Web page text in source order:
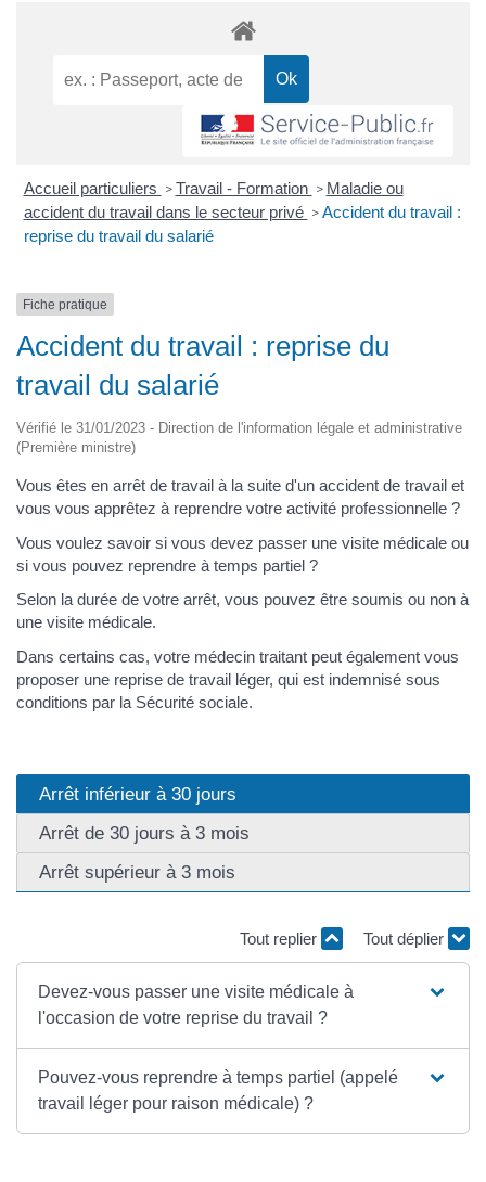
Accueil particuliers > Travail - Formation > Maladie ou
accident du travail dans le secteur privé > Accident du travail :
reprise du travail du salarié
Fiche pratique
Accident du travail : reprise du
travail du salarié
Vérifié le 31/01/2023 - Direction de l'information légale et administrative
(Première ministre)
Vous êtes en arrêt de travail à la suite d'un accident de travail et
vous vous apprêtez à reprendre votre activité professionnelle ?
Vous voulez savoir si vous devez passer une visite médicale ou
si vous pouvez reprendre à temps partiel ?
Selon la durée de votre arrêt, vous pouvez être soumis ou non à
une visite médicale.
Dans certains cas, votre médecin traitant peut également vous
proposer une reprise de travail léger, qui est indemnisé sous
conditions par la Sécurité sociale.
Arrêt inférieur à 30 jours
Arrêt de 30 jours à 3 mois
Arrêt supérieur à 3 mois
Tout replier Tout déplier
Devez-vous passer une visite médicale à
l'occasion de votre reprise du travail ?
Pouvez-vous reprendre à temps partiel (appelé
travail léger pour raison médicale) ?